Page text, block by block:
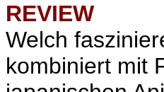
REVIEW
Welch
kombiniert mit